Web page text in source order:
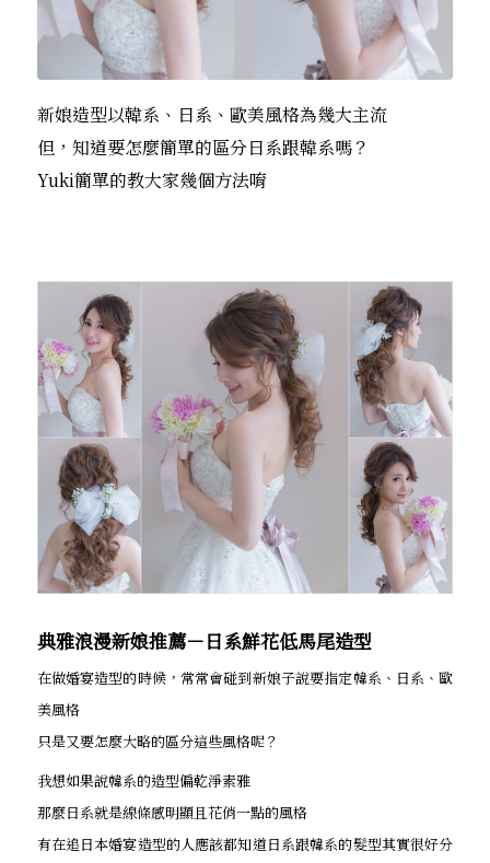
新娘造型以韓系、日系、歐美風格為幾大主流
但，知道要怎麼簡單的區分日系跟韓系嗎？
Yuki簡單的教大家幾個方法唷
典雅浪漫新娘推薦－日系鮮花低馬尾造型
在做婚宴造型的時候，常常會碰到新娘子說要指定韓系、日系、歐
美風格
只是又要怎麼大略的區分這些風格呢？
我想如果說韓系的造型偏乾淨素雅
那麼日系就是線條感明顯且花俏一點的風格
有在追日本婚宴造型的人應該都知道日系跟韓系的髮型其實很好分